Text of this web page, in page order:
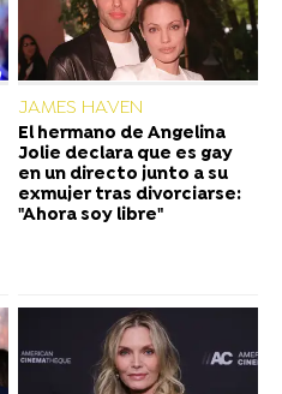
JAMES HAVEN
El hermano de Angelina
Jolie declara que es gay
en un directo junto a su
exmujer tras divorciarse:
"Ahora soy libre"